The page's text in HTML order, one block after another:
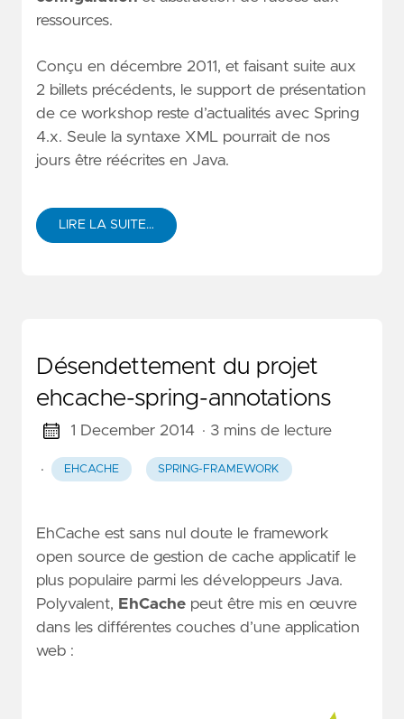
ressources.
Conçu en décembre 2011, et faisant suite aux
2 billets précédents, le support de présentation
de ce workshop reste d’actualités avec Spring
4.x. Seule la syntaxe XML pourrait de nos
jours être réécrites en Java.
LIRE LA SUITE…
Désendettement du projet
ehcache-spring-annotations
1 December 2014 · 3 mins de lecture
· EHCACHE SPRING-FRAMEWORK
EhCache est sans nul doute le framework
open source de gestion de cache applicatif le
plus populaire parmi les développeurs Java.
Polyvalent, EhCache peut être mis en œuvre
dans les différentes couches d’une application
web :